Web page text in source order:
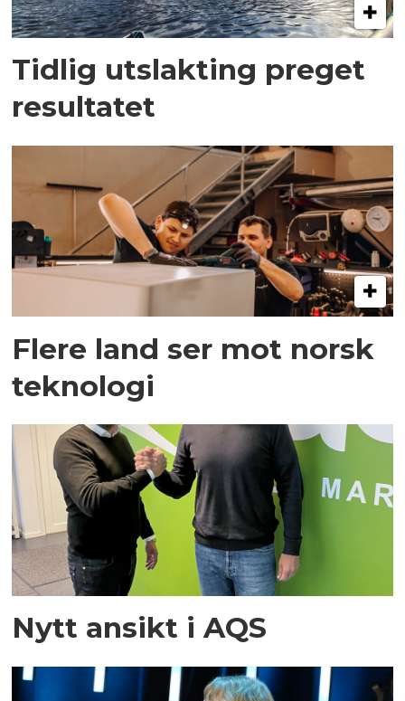
Tidlig utslakting preget
resultatet
Flere land ser mot norsk
teknologi
Nytt ansikt i AQS